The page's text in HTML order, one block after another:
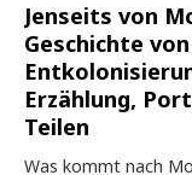
Jenseits von
Geschichte
Erzählung,
Teilen
Was kommt nach